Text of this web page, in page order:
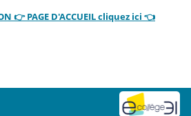
👉 PAGE D'ACCUEIL cliquez ici 👈